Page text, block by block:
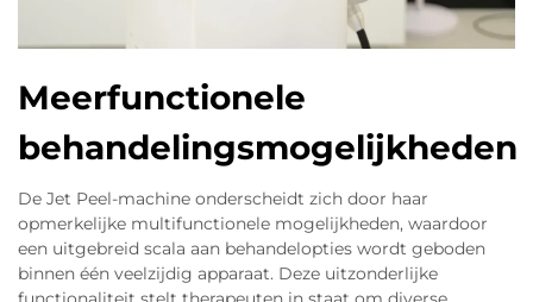
Meerfunctionele
behandelingsmogelijkheden
De Jet Peel-machine onderscheidt zich door haar
opmerkelijke multifunctionele mogelijkheden, waardoor
een uitgebreid scala aan behandelopties wordt geboden
binnen één veelzijdig apparaat. Deze uitzonderlijke